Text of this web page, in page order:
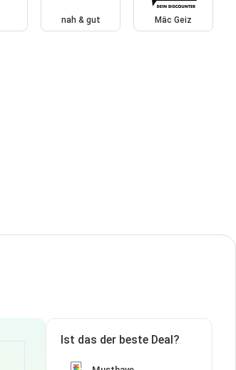
nah & gut Mäc Geiz
Ist das der beste Deal?